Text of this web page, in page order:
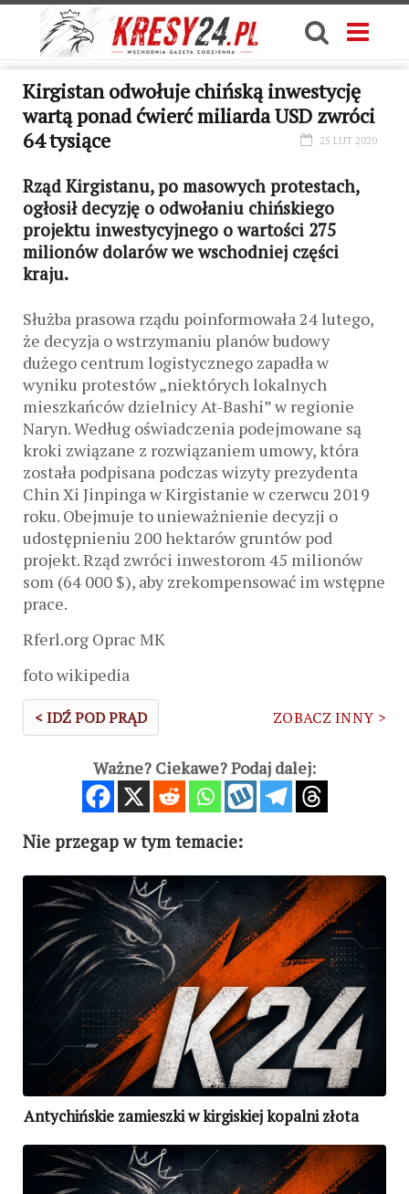
Kirgistan odwołuje chińską inwestycję
wartą ponad ćwierć miliarda USD zwróci
64 tysiące
25 LUT 2020
Rząd Kirgistanu, po masowych protestach,
ogłosił decyzję o odwołaniu chińskiego
projektu inwestycyjnego o wartości 275
milionów dolarów we wschodniej części
kraju.
Służba prasowa rządu poinformowała 24 lutego,
że decyzja o wstrzymaniu planów budowy
dużego centrum logistycznego zapadła w
wyniku protestów „niektórych lokalnych
mieszkańców dzielnicy At-Bashi” w regionie
Naryn. Według oświadczenia podejmowane są
kroki związane z rozwiązaniem umowy, która
została podpisana podczas wizyty prezydenta
Chin Xi Jinpinga w Kirgistanie w czerwcu 2019
roku. Obejmuje to unieważnienie decyzji o
udostępnieniu 200 hektarów gruntów pod
projekt. Rząd zwróci inwestorom 45 milionów
som (64 000 $), aby zrekompensować im wstępne
prace.
Rferl.org Oprac MK
foto wikipedia
< IDŹ POD PRĄD ZOBACZ INNY >
Ważne? Ciekawe? Podaj dalej:
Nie przegap w tym temacie:
Antychińskie zamieszki w kirgiskiej kopalni złota